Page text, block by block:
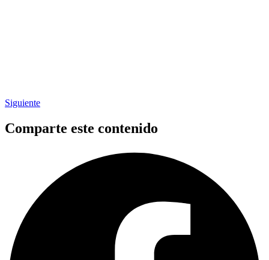
Siguiente
Comparte este contenido